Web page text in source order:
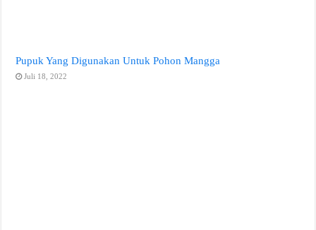
Pupuk Yang Digunakan Untuk Pohon Mangga
Juli 18, 2022